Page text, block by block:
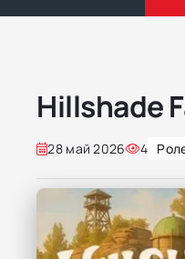
Hillshade
28 май 2026 4